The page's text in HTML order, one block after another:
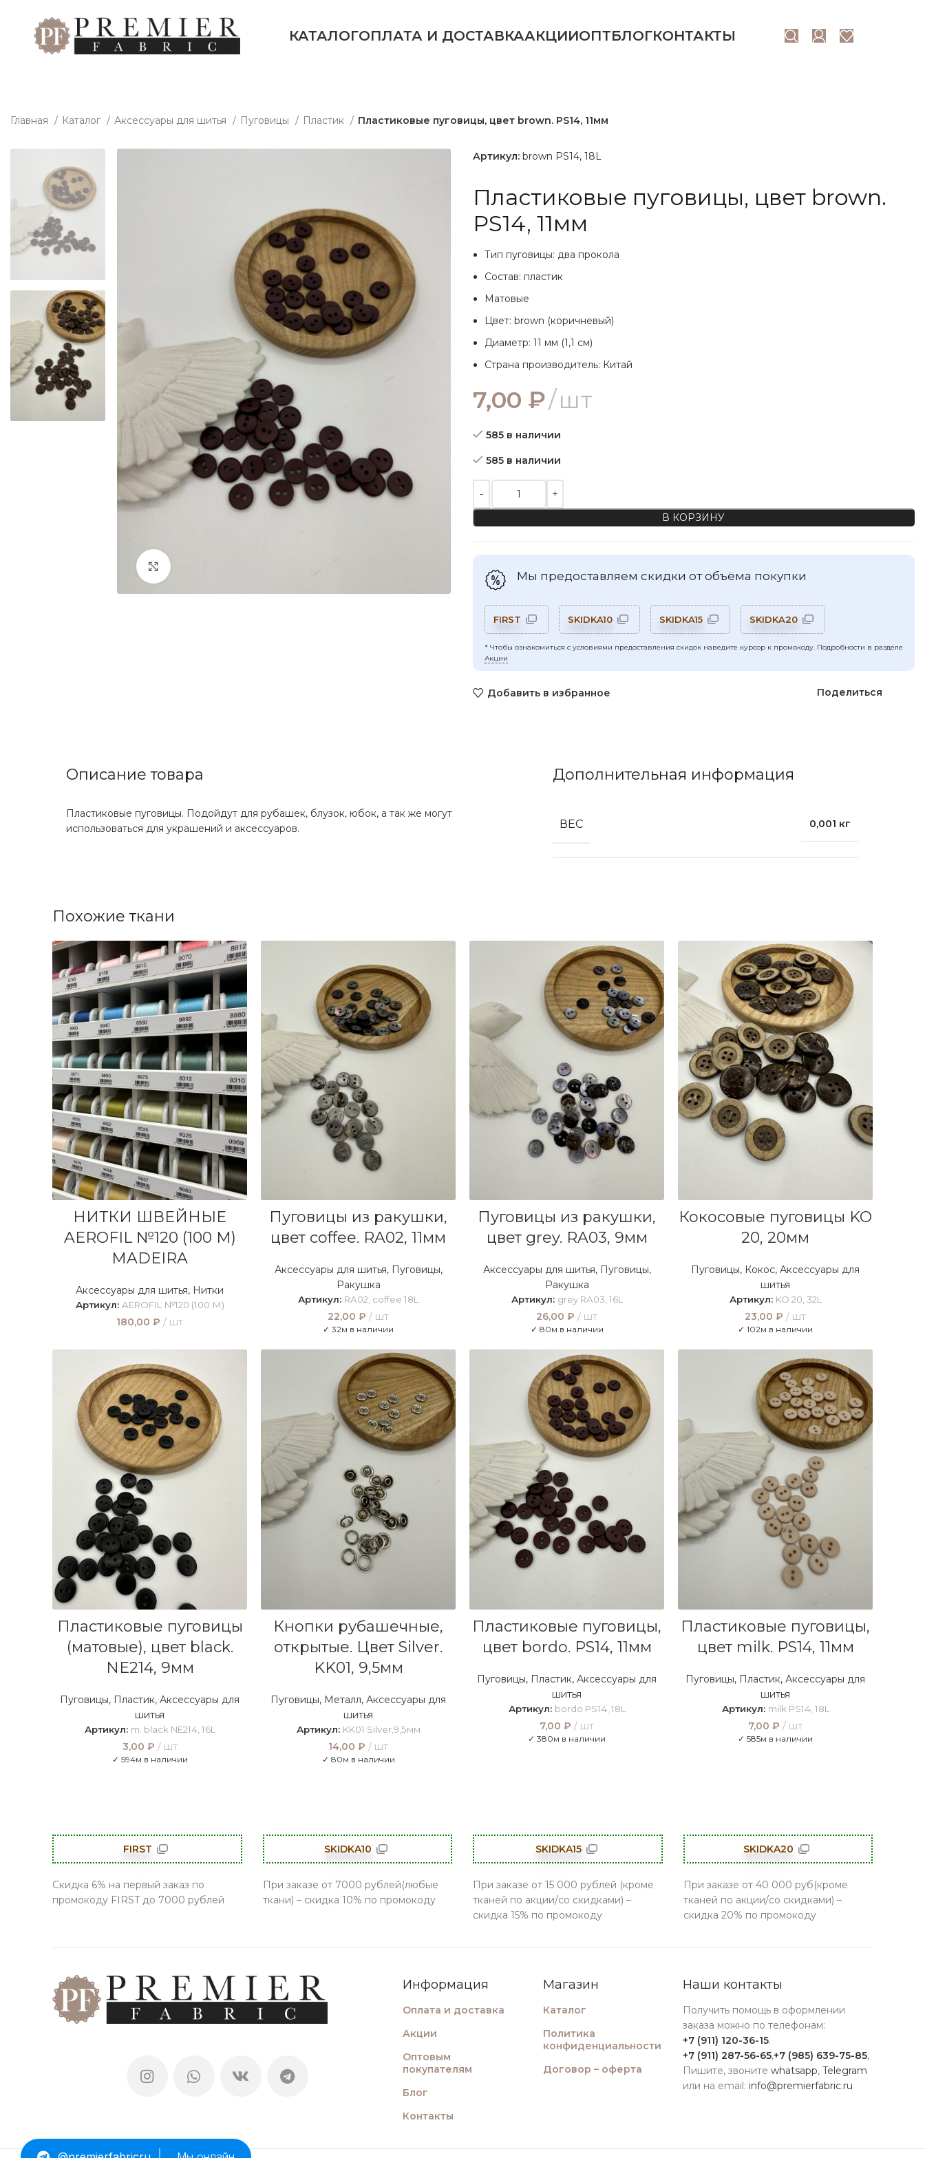
КАТАЛОГОПЛАТА И ДОСТАВКААКЦИИОПТБЛОГКОНТАКТЫ
Главная Каталог Аксессуары для шитья Пуговицы Пластик Пластиковые пуговицы, цвет brown. PS14, 11мм
Артикул: brown PS14, 18L
Пластиковые пуговицы, цвет brown.
PS14, 11мм
Тип пуговицы: два прокола
Состав: пластик
Матовые
Цвет: brown (коричневый)
Диаметр: 11 мм (1,1 см)
Страна производитель: Китай
7,00 ₽ шт
585 в наличии
585 в наличии
Количество товара Пластиковые пуговицы, цвет brown. PS14, 11мм
В КОРЗИНУ
Мы предоставляем скидки от объёма покупки
FIRST SKIDKA10 SKIDKA15 SKIDKA20
* Чтобы ознакомиться с условиями предоставления скидок наведите курсор к промокоду. Подробности в разделе
Акции
Добавить в избранное Поделиться
Описание товара
Пластиковые пуговицы. Подойдут для рубашек, блузок, юбок, а так же могут
использоваться для украшений и аксессуаров.
Дополнительная информация
ВЕС 0,001 кг
Похожие ткани
ВЫБЕРИТЕ ПАРАМЕТРЫ
НИТКИ ШВЕЙНЫЕ
AEROFIL №120 (100 М)
MADEIRA
Аксессуары для шитья, Нитки
Артикул: AEROFIL №120 (100 М)
180,00 ₽ шт
Пуговицы из ракушки,
цвет coffee. RA02, 11мм
Аксессуары для шитья, Пуговицы,
Ракушка
Артикул: RA02, coffee 18L
22,00 ₽ шт
✓ 32м в наличии
Пуговицы из ракушки,
цвет grey. RA03, 9мм
Аксессуары для шитья, Пуговицы,
Ракушка
Артикул: grey RA03, 16L
26,00 ₽ шт
✓ 80м в наличии
Кокосовые пуговицы KO
20, 20мм
Пуговицы, Кокос, Аксессуары для
шитья
Артикул: KO 20, 32L
23,00 ₽ шт
✓ 102м в наличии
Пластиковые пуговицы
(матовые), цвет black.
NE214, 9мм
Пуговицы, Пластик, Аксессуары для
шитья
Артикул: m. black NE214, 16L
3,00 ₽ шт
✓ 594м в наличии
Кнопки рубашечные,
открытые. Цвет Silver.
KK01, 9,5мм
Пуговицы, Металл, Аксессуары для
шитья
Артикул: KK01 Silver,9,5мм
14,00 ₽ шт
✓ 80м в наличии
Пластиковые пуговицы,
цвет bordo. PS14, 11мм
Пуговицы, Пластик, Аксессуары для
шитья
Артикул: bordo PS14, 18L
7,00 ₽ шт
✓ 380м в наличии
Пластиковые пуговицы,
цвет milk. PS14, 11мм
Пуговицы, Пластик, Аксессуары для
шитья
Артикул: milk PS14, 18L
7,00 ₽ шт
✓ 585м в наличии
FIRST
Скидка 6% на первый заказ по
промокоду FIRST до 7000 рублей
SKIDKA10
При заказе от 7000 рублей(любые
ткани) – скидка 10% по промокоду
SKIDKA15
При заказе от 15 000 рублей (кроме
тканей по акции/со скидками) –
скидка 15% по промокоду
SKIDKA20
При заказе от 40 000 руб(кроме
тканей по акции/со скидками) –
скидка 20% по промокоду
Информация
Оплата и доставка
Акции
Оптовым
покупателям
Блог
Контакты
Магазин
Каталог
Политика
конфиденциальности
Договор – оферта
Наши контакты
Получить помощь в оформлении
заказа можно по телефонам:
+7 (911) 120-36-15.
+7 (911) 287-56-65,+7 (985) 639-75-85,
Пишите, звонитеwhatsapp,Telegram
или на email: info@premierfabric.ru